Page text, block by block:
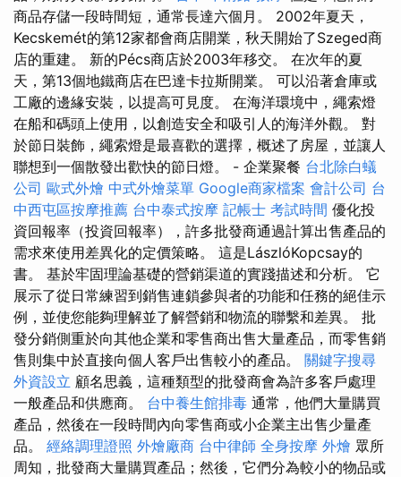
商品存儲一段時間短，通常長達六個月。 2002年夏天，
Kecskemét的第12家都會商店開業，秋天開始了Szeged商
店的重建。 新的Pécs商店於2003年移交。 在次年的夏
天，第13個地鐵商店在巴達卡拉斯開業。 可以沿著倉庫或
工廠的邊緣安裝，以提高可見度。 在海洋環境中，繩索燈
在船和碼頭上使用，以創造安全和吸引人的海洋外觀。 對
於節日裝飾，繩索燈是最喜歡的選擇，概述了房屋，並讓人
聯想到一個散發出歡快的節日燈。 - 企業聚餐 台北除白蟻
公司 歐式外燴 中式外燴菜單 Google商家檔案 會計公司 台
中西屯區按摩推薦 台中泰式按摩 記帳士 考試時間 優化投
資回報率（投資回報率），許多批發商通過計算出售產品的
需求來使用差異化的定價策略。 這是LászlóKopcsay的
書。 基於牢固理論基礎的營銷渠道的實踐描述和分析。 它
展示了從日常練習到銷售連鎖參與者的功能和任務的絕佳示
例，並使您能夠理解並了解營銷和物流的聯繫和差異。 批
發分銷側重於向其他企業和零售商出售大量產品，而零售銷
售則集中於直接向個人客戶出售較小的產品。 關鍵字搜尋
外資設立 顧名思義，這種類型的批發商會為許多客戶處理
一般產品和供應商。 台中養生館排毒 通常，他們大量購買
產品，然後在一段時間內向零售商或小企業主出售少量產
品。 經絡調理證照 外燴廠商 台中律師 全身按摩 外燴 眾所
周知，批發商大量購買產品；然後，它們分為較小的物品或